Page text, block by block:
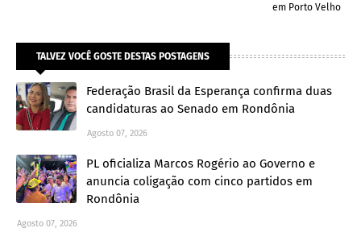
em Porto Velho
TALVEZ VOCÊ GOSTE DESTAS POSTAGENS
Federação Brasil da Esperança confirma duas
candidaturas ao Senado em Rondônia
Agosto 07, 2026
PL oficializa Marcos Rogério ao Governo e
anuncia coligação com cinco partidos em
Rondônia
Agosto 07, 2026